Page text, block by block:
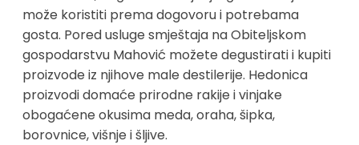
može koristiti prema dogovoru i potrebama
gosta. Pored usluge smještaja na Obiteljskom
gospodarstvu Mahović možete degustirati i kupiti
proizvode iz njihove male destilerije. Hedonica
proizvodi domaće prirodne rakije i vinjake
obogaćene okusima meda, oraha, šipka,
borovnice, višnje i šljive.